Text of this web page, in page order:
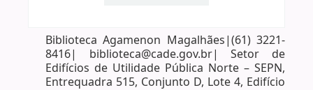
Biblioteca Agamenon Magalhães|(61) 3221-
8416| biblioteca@cade.gov.br| Setor de
Edifícios de Utilidade Pública Norte – SEPN,
Entrequadra 515, Conjunto D, Lote 4, Edifício